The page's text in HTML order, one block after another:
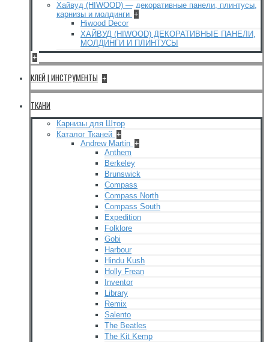
Хайвуд (HIWOOD) — декоративные панели, плинтусы,
карнизы и молдинги +
Hiwood Decor
ХАЙВУД (HIWOOD) ДЕКОРАТИВНЫЕ ПАНЕЛИ,
МОЛДИНГИ И ПЛИНТУСЫ
+
КЛЕЙ | ИНСТРУМЕНТЫ +
ТКАНИ
Карнизы для Штор
Каталог Тканей +
Andrew Martin +
Anthem
Berkeley
Brunswick
Compass
Compass North
Compass South
Expedition
Folklore
Gobi
Harbour
Hindu Kush
Holly Frean
Inventor
Library
Remix
Salento
The Beatles
The Kit Kemp